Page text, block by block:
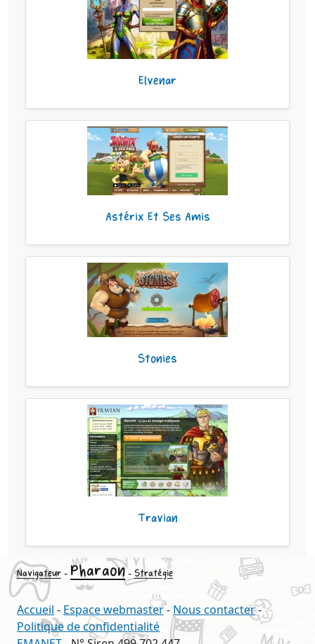
Elvenar
Astérix Et Ses Amis
Stonies
Travian
Navigateur - Pharaon- Stratégie
Accueil - Espace webmaster- Nous contacter-
Politique de confidentialité